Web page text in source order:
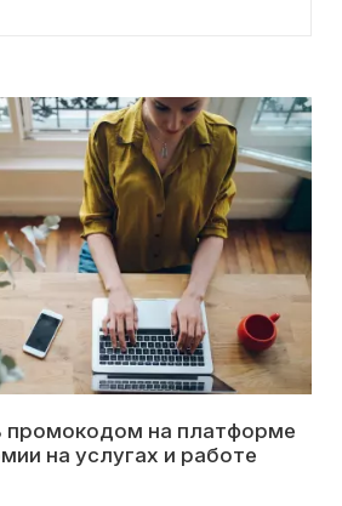
промокодом на платформе
на услугах и работе